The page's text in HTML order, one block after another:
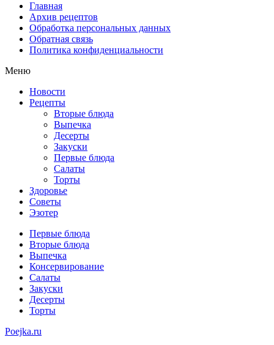
Главная
Архив рецептов
Обработка персональных данных
Обратная связь
Политика конфиденциальности
Меню
Новости
Рецепты
Вторые блюда
Выпечка
Десерты
Закуски
Первые блюда
Салаты
Торты
Здоровье
Советы
Эзотер
Первые блюда
Вторые блюда
Выпечка
Консервирование
Салаты
Закуски
Десерты
Торты
Poejka.ru